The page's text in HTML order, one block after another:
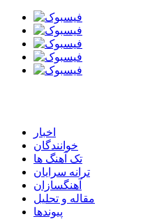
اخبار
خوانندگان
تک آهنگ ها
ترانه سرایان
آهنگسازان
مقاله و تحلیل
پیوندها